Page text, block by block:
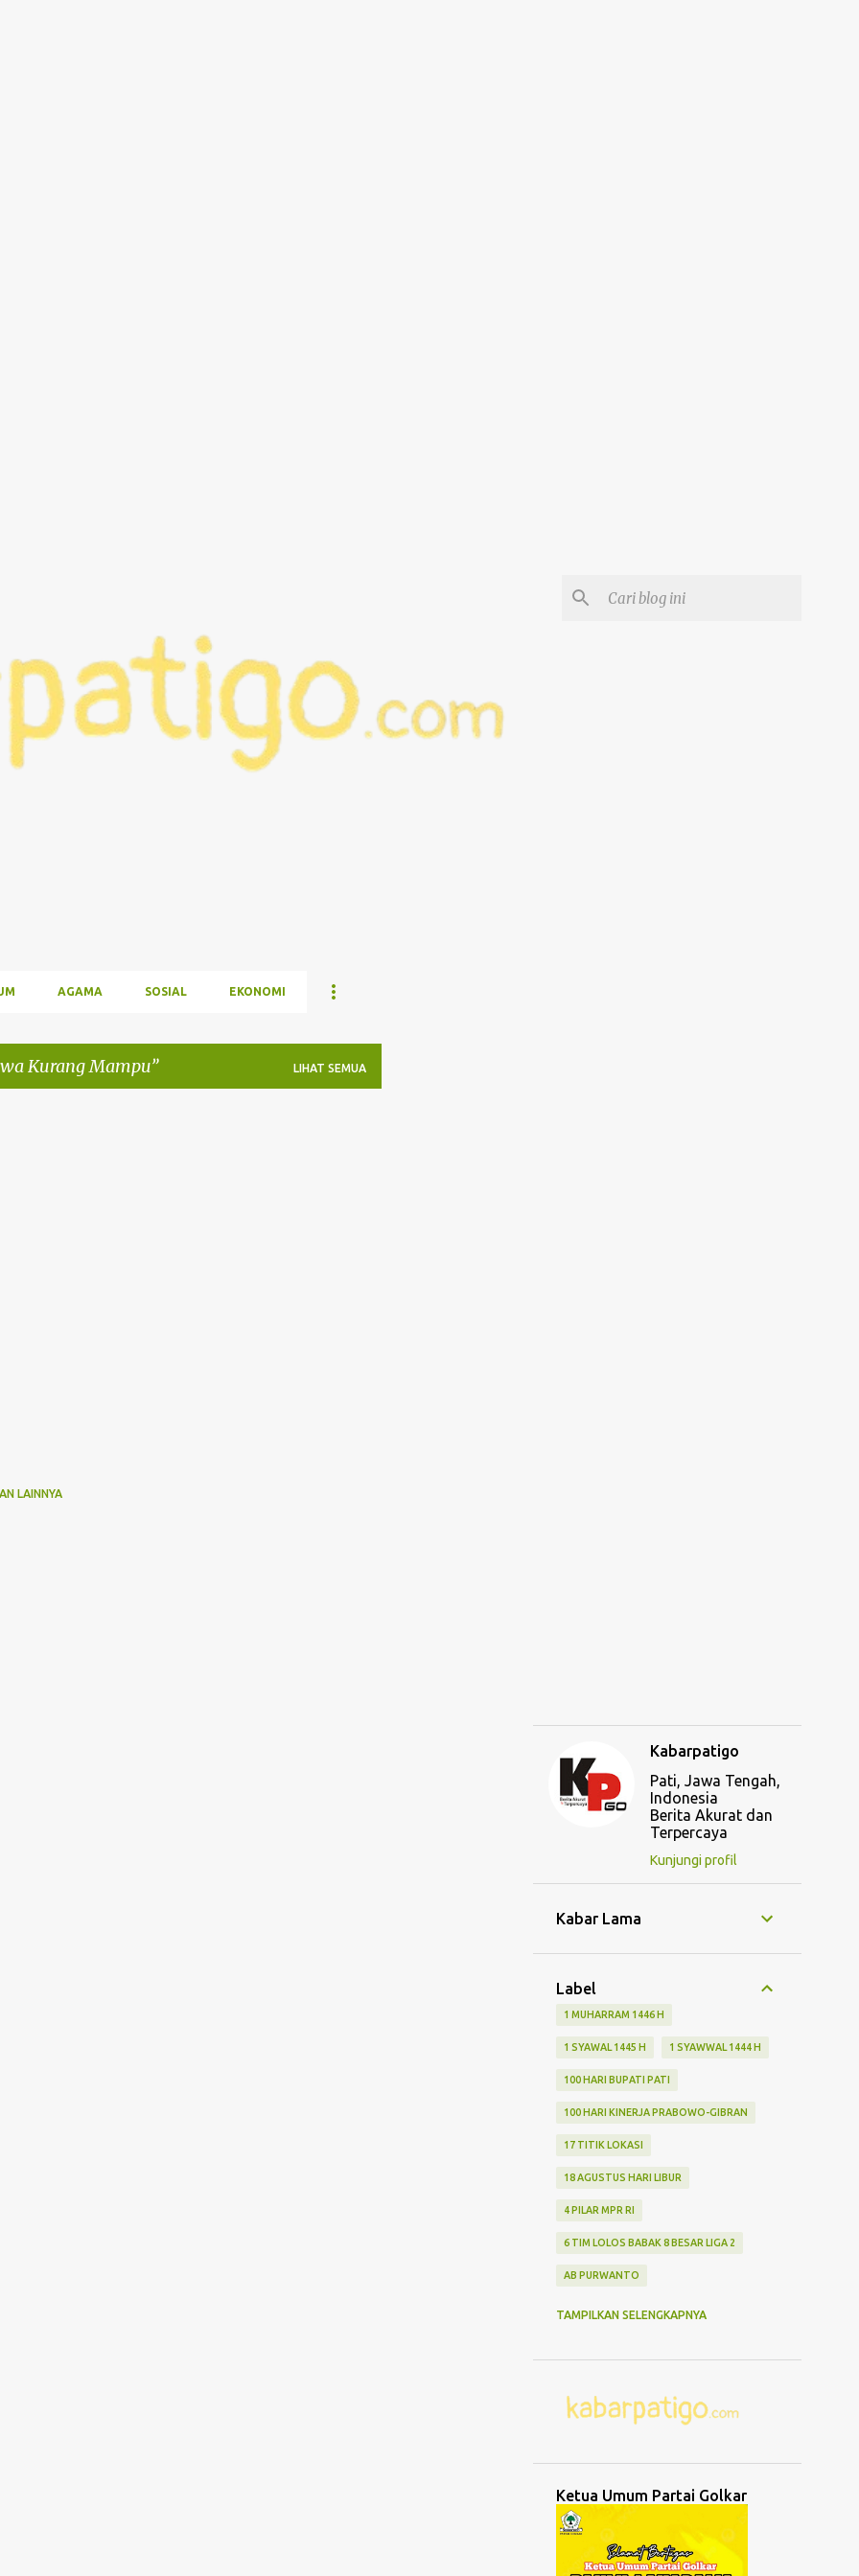
AGAMA SOSIAL EKONOMI
Kurang Mampu LIHAT SEMUA
LAINNYA
Kabarpatigo
Pati, Jawa Tengah,
Indonesia
Berita Akurat dan
Terpercaya
Kunjungi profil
Kabar Lama
Label
1 MUHARRAM 1446 H
1 SYAWAL 1445 H 1 SYAWWAL 1444 H
100 HARI BUPATI PATI
100 HARI KINERJA PRABOWO-GIBRAN
17 TITIK LOKASI
18 AGUSTUS HARI LIBUR
4 PILAR MPR RI
6 TIM LOLOS BABAK 8 BESAR LIGA 2
AB PURWANTO
ABURIZAL BAKRIE ACMU
AGRO WISATA MELON
AGUNG DANARTO AGUNG LAKSONO
AGUS EKO WIBOWO
TAMPILKAN SELENGKAPNYA
Ketua Umum Partai Golkar